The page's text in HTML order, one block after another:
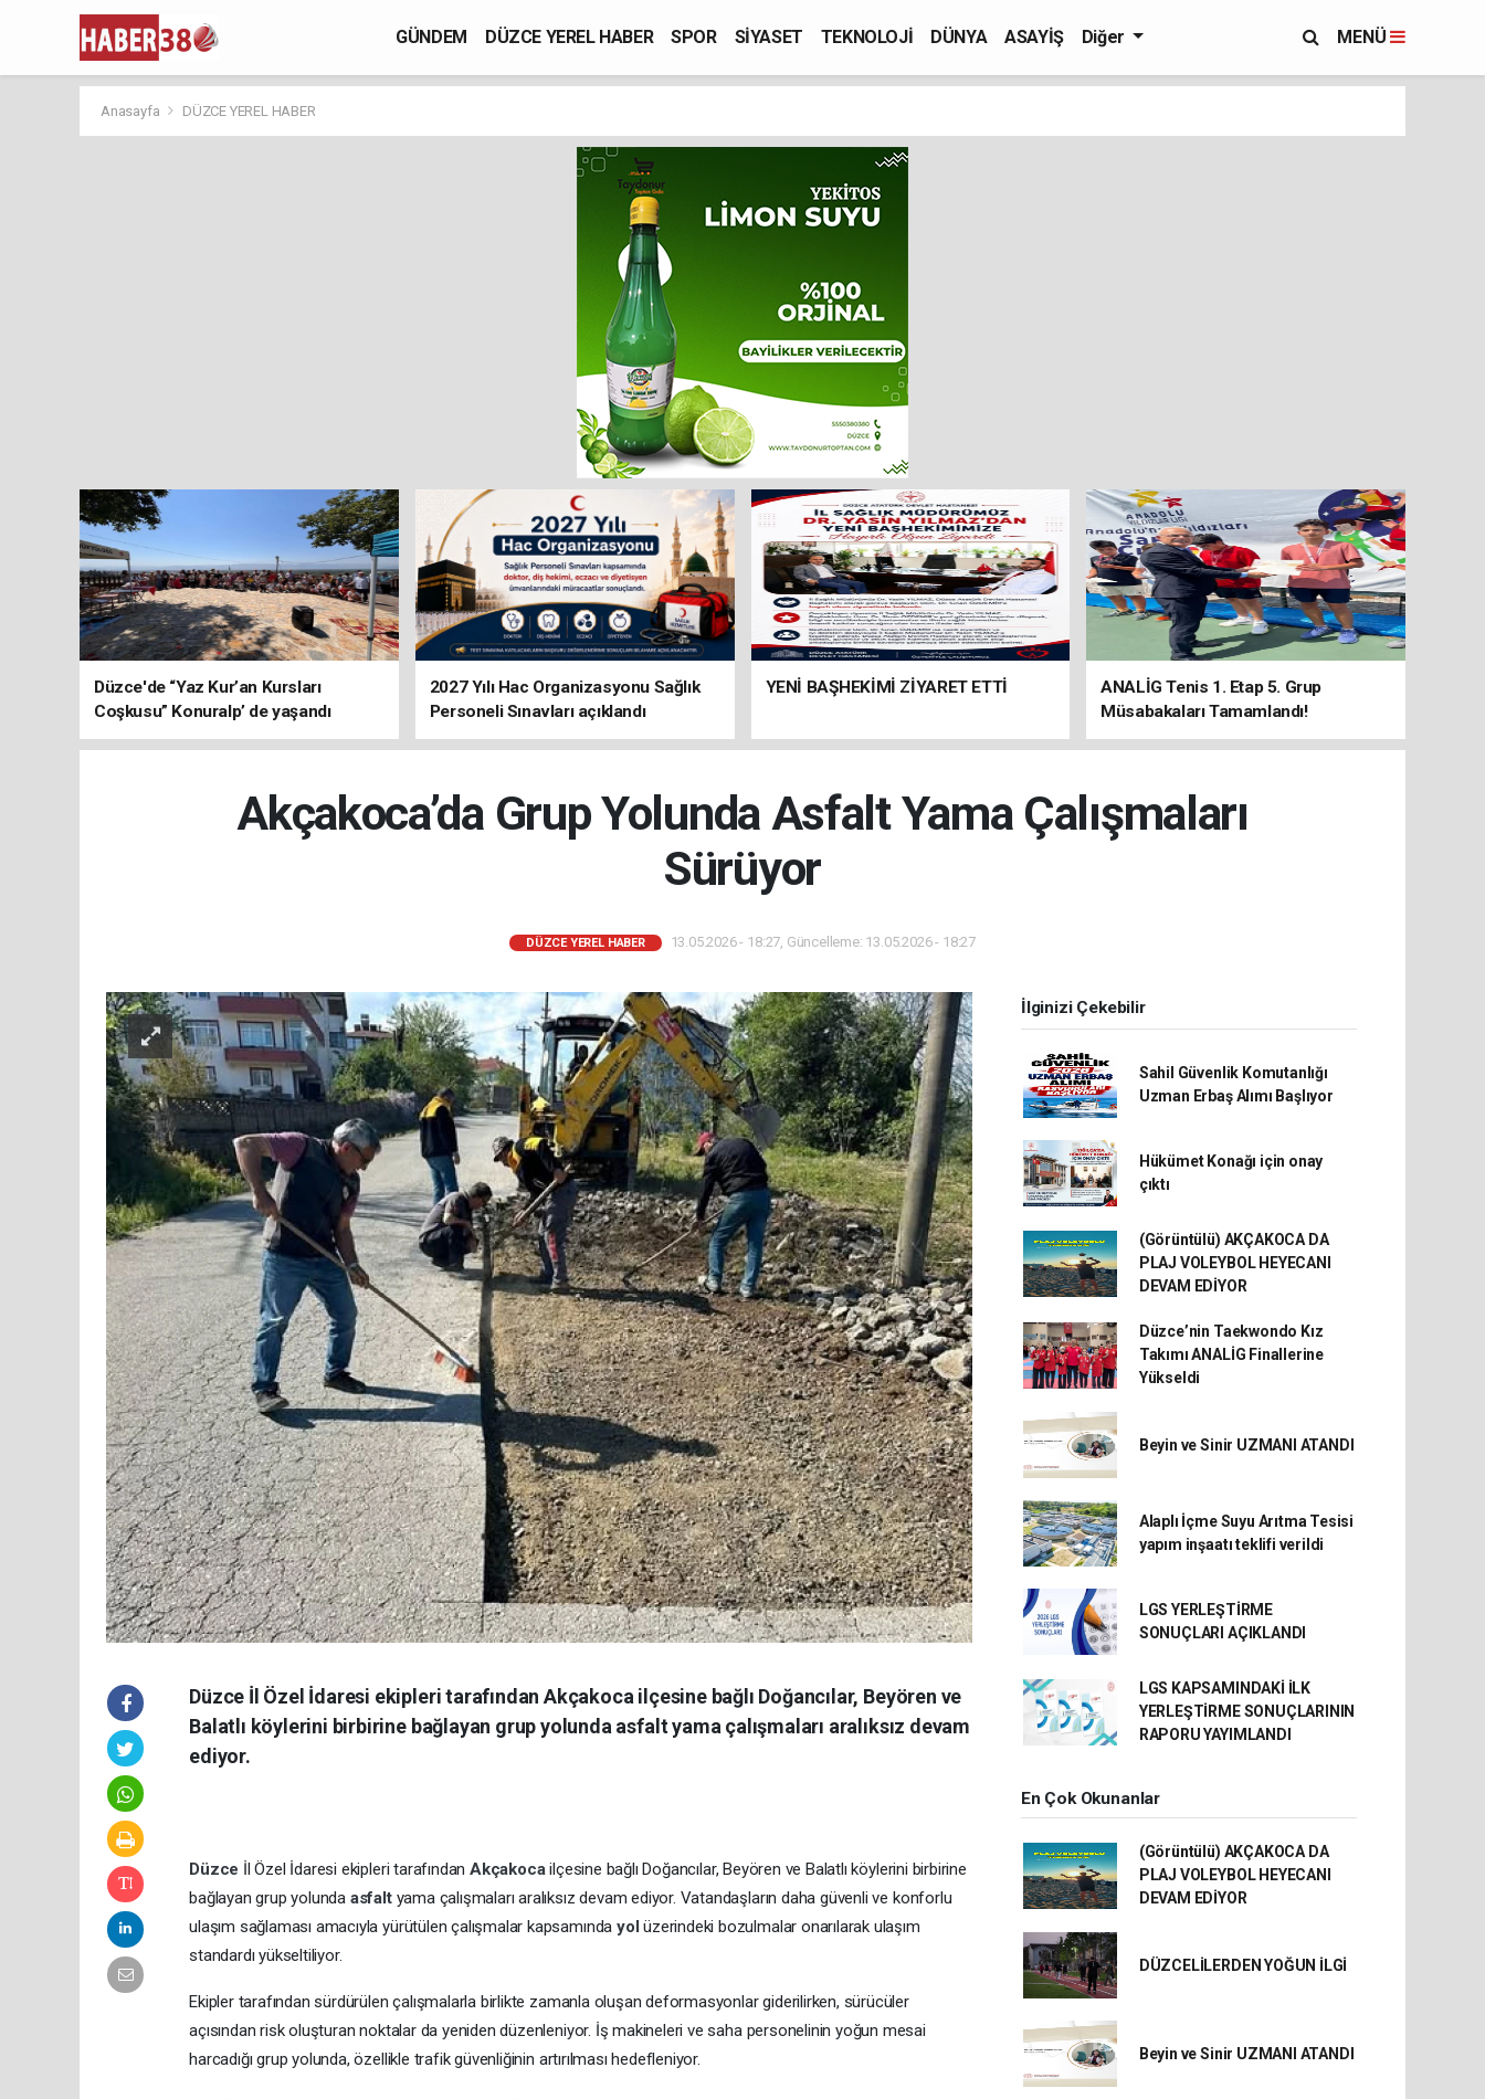
GÜNDEM DÜZCE YEREL HABER SPOR SİYASET TEKNOLOJİ DÜNYA ASAYİŞ Diğer MENÜ
Anasayfa DÜZCE YEREL HABER
Düzce'de “Yaz Kur’an Kursları
Coşkusu” Konuralp’ de yaşandı
2027 Yılı Hac Organizasyonu Sağlık
Personeli Sınavları açıklandı
YENİ BAŞHEKİMİ ZİYARET ETTİ
ANALİG Tenis 1. Etap 5. Grup
Müsabakaları Tamamlandı!
Akçakoca’da Grup Yolunda Asfalt Yama Çalışmaları
Sürüyor
DÜZCE YEREL HABER 13.05.2026 - 18:27, Güncelleme: 13.05.2026 - 18:27
Düzce İl Özel İdaresi ekipleri tarafından Akçakoca ilçesine bağlı Doğancılar, Beyören ve
Balatlı köylerini birbirine bağlayan grup yolunda asfalt yama çalışmaları aralıksız devam
ediyor.
Düzce İl Özel İdaresi ekipleri tarafındanAkçakocailçesine bağlı Doğancılar, Beyören ve Balatlı köylerini birbirine
bağlayan grup yolunda asfalt yama çalışmaları aralıksız devam ediyor. Vatandaşların daha güvenli ve konforlu
ulaşım sağlaması amacıyla yürütülen çalışmalar kapsamında yolüzerindeki bozulmalar onarılarak ulaşım
standardı yükseltiliyor.
Ekipler tarafından sürdürülen çalışmalarla birlikte zamanla oluşan deformasyonlar giderilirken, sürücüler
açısından risk oluşturan noktalar da yeniden düzenleniyor. İş makineleri ve saha personelinin yoğun mesai
harcadığı grup yolunda, özellikle trafik güvenliğinin artırılması hedefleniyor.
İlginizi Çekebilir
Sahil Güvenlik Komutanlığı
Uzman Erbaş Alımı Başlıyor
Hükümet Konağı için onay
çıktı
(Görüntülü) AKÇAKOCA DA
PLAJ VOLEYBOL HEYECANI
DEVAM EDİYOR
Düzce’nin Taekwondo Kız
Takımı ANALİG Finallerine
Yükseldi
Beyin ve Sinir UZMANI ATANDI
Alaplı İçme Suyu Arıtma Tesisi
yapım inşaatı teklifi verildi
LGS YERLEŞTİRME
SONUÇLARI AÇIKLANDI
LGS KAPSAMINDAKİ İLK
YERLEŞTİRME SONUÇLARININ
RAPORU YAYIMLANDI
En Çok Okunanlar
(Görüntülü) AKÇAKOCA DA
PLAJ VOLEYBOL HEYECANI
DEVAM EDİYOR
DÜZCELİLERDEN YOĞUN İLGİ
Beyin ve Sinir UZMANI ATANDI